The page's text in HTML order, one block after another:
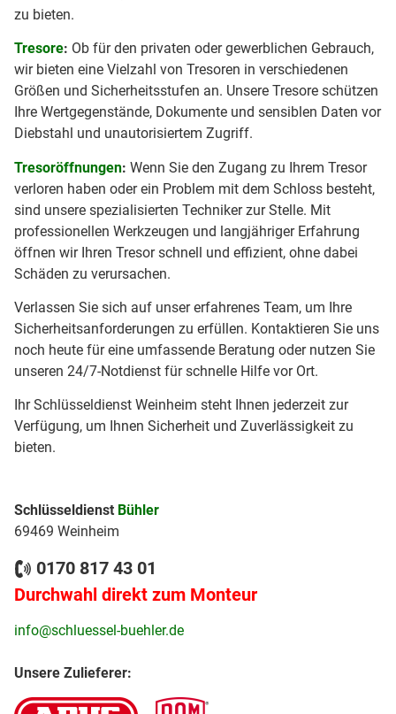
zu bieten.
Tresore: Ob für den privaten oder gewerblichen Gebrauch,
wir bieten eine Vielzahl von Tresoren in verschiedenen
Größen und Sicherheitsstufen an. Unsere Tresore schützen
Ihre Wertgegenstände, Dokumente und sensiblen Daten vor
Diebstahl und unautorisiertem Zugriff.
Tresoröffnungen: Wenn Sie den Zugang zu Ihrem Tresor
verloren haben oder ein Problem mit dem Schloss besteht,
sind unsere spezialisierten Techniker zur Stelle. Mit
professionellen Werkzeugen und langjähriger Erfahrung
öffnen wir Ihren Tresor schnell und effizient, ohne dabei
Schäden zu verursachen.
Verlassen Sie sich auf unser erfahrenes Team, um Ihre
Sicherheitsanforderungen zu erfüllen. Kontaktieren Sie uns
noch heute für eine umfassende Beratung oder nutzen Sie
unseren 24/7-Notdienst für schnelle Hilfe vor Ort.
Ihr Schlüsseldienst Weinheim steht Ihnen jederzeit zur
Verfügung, um Ihnen Sicherheit und Zuverlässigkeit zu
bieten.
Schlüsseldienst Bühler
69469 Weinheim
0170 817 43 01
Durchwahl direkt zum Monteur
info@schluessel-buehler.de
Unsere Zulieferer: